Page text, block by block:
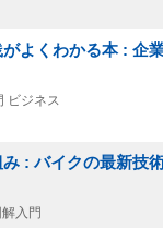
よくわかる本 : 企
ビジネス
: バイクの最新技
入門